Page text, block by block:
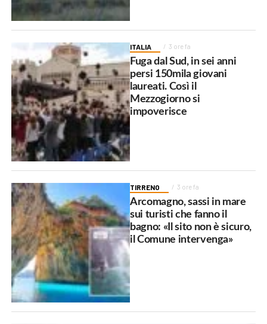
ITALIA 3 ore fa
Fuga dal Sud, in sei anni
persi 150mila giovani
laureati. Così il
Mezzogiorno si
impoverisce
TIRRENO 3 ore fa
Arcomagno, sassi in mare
sui turisti che fanno il
bagno: «Il sito non è sicuro,
il Comune intervenga»